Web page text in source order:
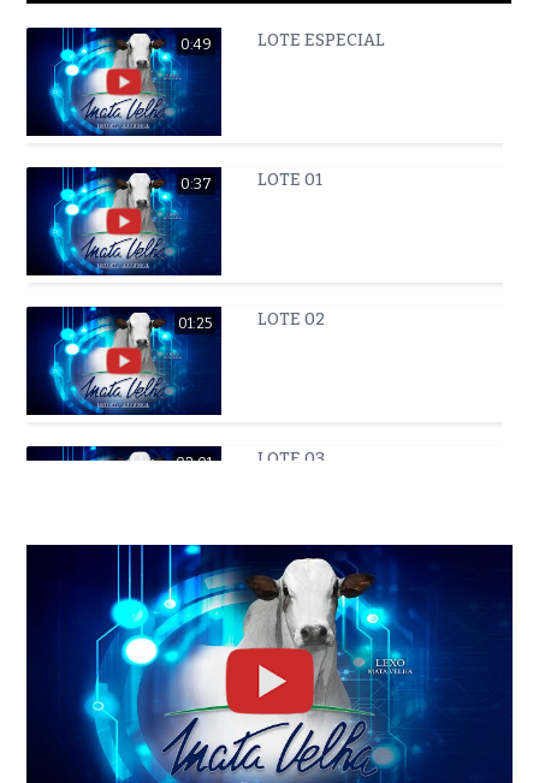
0:49 LOTE ESPECIAL
0:37 LOTE 01
01:25 LOTE 02
02:01 LOTE 03
01:26 LOTE 04
0:48 LOTE 05